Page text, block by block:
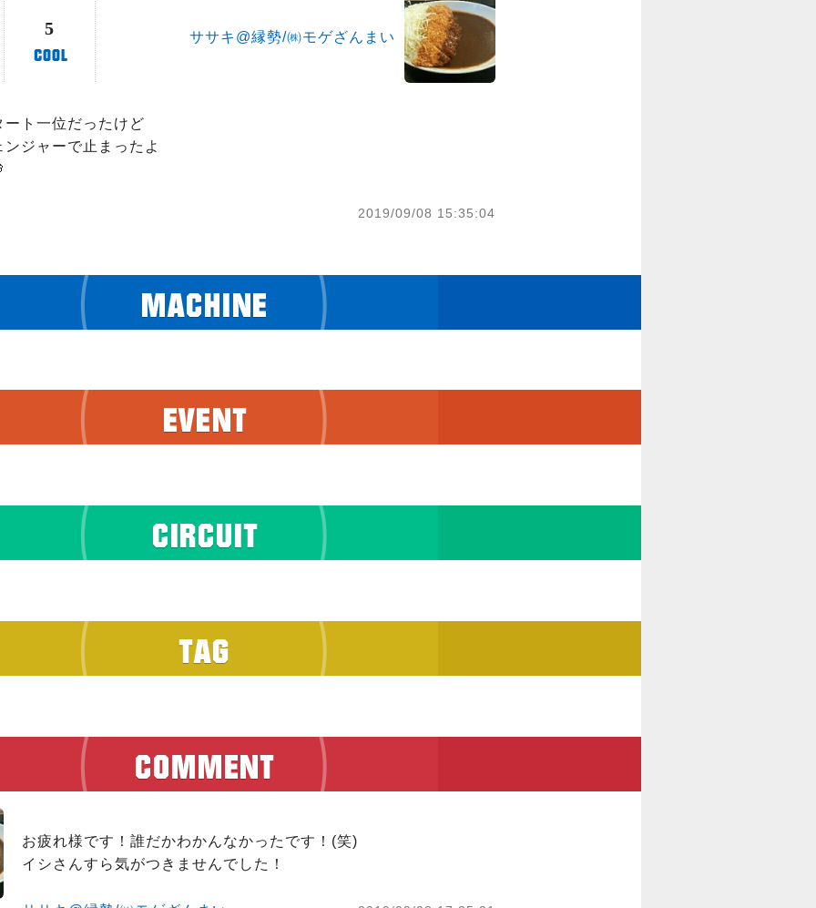
5 ササキ@縁勢/㈱モゲざんまい
ート一位だったけど
ジャーで止まったよ
2019/09/08 15:35:04
お疲れ様です！誰だかわかんなかったです！(笑)
イシさんすら気がつきませんでした！